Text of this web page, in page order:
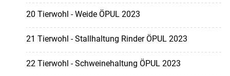
20 Tierwohl - Weide ÖPUL 2023
21 Tierwohl - Stallhaltung Rinder ÖPUL 2023
22 Tierwohl - Schweinehaltung ÖPUL 2023